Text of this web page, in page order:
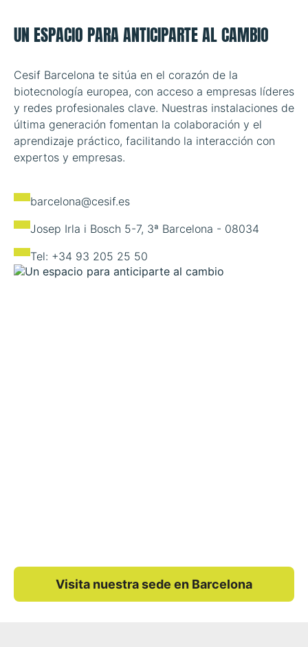
UN ESPACIO PARA ANTICIPARTE AL CAMBIO
Cesif Barcelona te sitúa en el corazón de la
biotecnología europea, con acceso a empresas líderes
y redes profesionales clave. Nuestras instalaciones de
última generación fomentan la colaboración y el
aprendizaje práctico, facilitando la interacción con
expertos y empresas.
barcelona@cesif.es
Josep Irla i Bosch 5-7, 3ª Barcelona - 08034
Tel: +34 93 205 25 50
Visita nuestra sede en Barcelona